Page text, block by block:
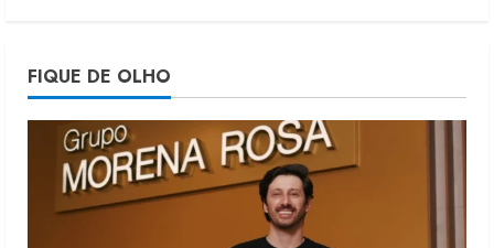
4
Morena Rosa lança franquia com
estoque consignado
4 de agosto de 2026
Mercosul-UE prevê transição longa
para vestuário
FIQUE DE OLHO